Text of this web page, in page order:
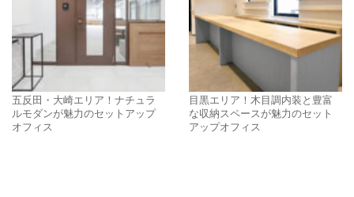
五反田・大崎エリア！ナチュラ
ルモダンが魅力のセットアップ
オフィス
目黒エリア！木目調内装と豊富
な収納スペースが魅力のセット
アップオフィス